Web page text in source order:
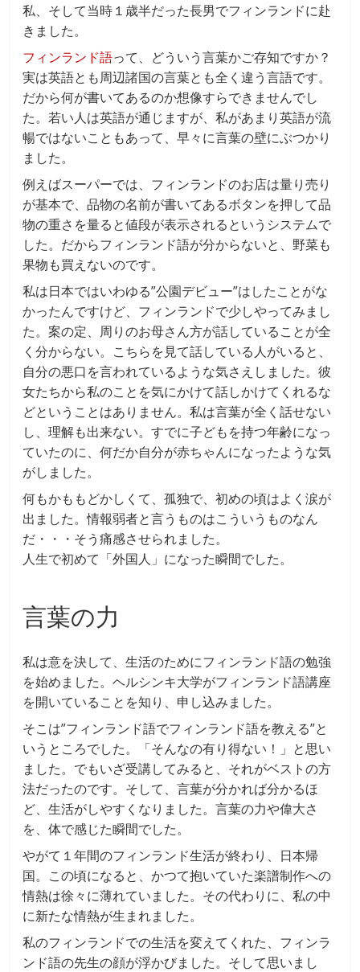
私、そして当時１歳半だった長男でフィンランドに赴
きました。
フィンランド語って、どういう言葉かご存知ですか？
実は英語とも周辺諸国の言葉とも全く違う言語です。
だから何が書いてあるのか想像すらできませんでし
た。若い人は英語が通じますが、私があまり英語が流
暢ではないこともあって、早々に言葉の壁にぶつかり
ました。
例えばスーパーでは、フィンランドのお店は量り売り
が基本で、品物の名前が書いてあるボタンを押して品
物の重さを量ると値段が表示されるというシステムで
した。だからフィンランド語が分からないと、野菜も
果物も買えないのです。
私は日本ではいわゆる”公園デビュー”はしたことがな
かったんですけど、フィンランドで少しやってみまし
た。案の定、周りのお母さん方が話していることが全
く分からない。こちらを見て話している人がいると、
自分の悪口を言われているような気さえしました。彼
女たちから私のことを気にかけて話しかけてくれるな
どということはありません。私は言葉が全く話せない
し、理解も出来ない。すでに子どもを持つ年齢になっ
ていたのに、何だか自分が赤ちゃんになったような気
がしました。
何もかももどかしくて、孤独で、初めの頃はよく涙が
出ました。情報弱者と言うものはこういうものなん
だ・・・そう痛感させられました。
人生で初めて「外国人」になった瞬間でした。
言葉の力
私は意を決して、生活のためにフィンランド語の勉強
を始めました。ヘルシンキ大学がフィンランド語講座
を開いていることを知り、申し込みました。
そこは”フィンランド語でフィンランド語を教える”と
いうところでした。「そんなの有り得ない！」と思い
ました。でもいざ受講してみると、それがベストの方
法だったのです。そして、言葉が分かれば分かるほ
ど、生活がしやすくなりました。言葉の力や偉大さ
を、体で感じた瞬間でした。
やがて１年間のフィンランド生活が終わり、日本帰
国。この頃になると、かつて抱いていた楽譜制作への
情熱は徐々に薄れていました。その代わりに、私の中
に新たな情熱が生まれました。
私のフィンランドでの生活を変えてくれた、フィンラ
ンド語の先生の顔が浮かびました。そして思いまし